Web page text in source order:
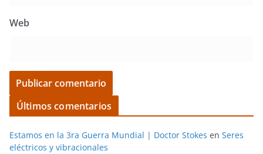
Web
Últimos comentarios
Estamos en la 3ra Guerra Mundial | Doctor Stokes en Seres
eléctricos y vibracionales